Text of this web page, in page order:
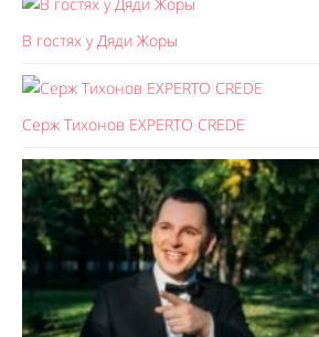
В гостях у Дяди Жоры
Серж Тихонов EXPERTO CREDE